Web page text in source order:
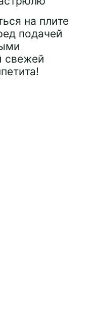
на плите
подачей
свежей